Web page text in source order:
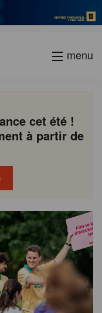
menu
cet été !
à partir de